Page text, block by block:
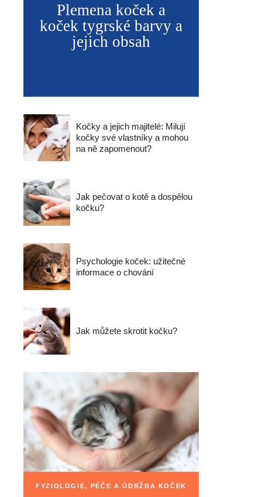
Plemena koček a
koček tygrské barvy a
jejich obsah
Kočky a jejich majitelé: Milují
kočky své vlastníky a mohou
na ně zapomenout?
Jak pečovat o kotě a dospělou
kočku?
Psychologie koček: užitečné
informace o chování
Jak můžete skrotit kočku?
FYZIOLOGIE, PÉČE A ÚDRŽBA KOČEK